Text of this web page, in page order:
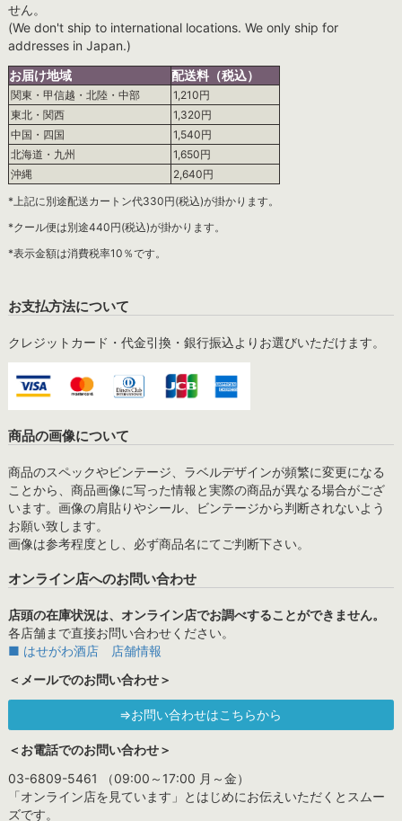
せん。
(We don't ship to international locations. We only ship for
addresses in Japan.)
お届け地域
配送料（税込）
関東・甲信越・北陸・中部
1,210円
東北・関西
1,320円
中国・四国
1,540円
北海道・九州
1,650円
沖縄
2,640円
*上記に別途配送カートン代330円(税込)が掛かります。
*クール便は別途440円(税込)が掛かります。
*表示金額は消費税率10％です。
お支払方法について
クレジットカード・代金引換・銀行振込よりお選びいただけます。
商品の画像について
商品のスペックやビンテージ、ラベルデザインが頻繁に変更になる
ことから、商品画像に写った情報と実際の商品が異なる場合がござ
います。画像の肩貼りやシール、ビンテージから判断されないよう
お願い致します。
画像は参考程度とし、必ず商品名にてご判断下さい。
オンライン店へのお問い合わせ
店頭の在庫状況は、オンライン店でお調べすることができません。
各店舗まで直接お問い合わせください。
■ はせがわ酒店 店舗情報
＜メールでのお問い合わせ＞
⇒お問い合わせはこちらから
＜お電話でのお問い合わせ＞
03-6809-5461 （09:00～17:00 月～金）
「オンライン店を見ています」とはじめにお伝えいただくとスムー
ズです。